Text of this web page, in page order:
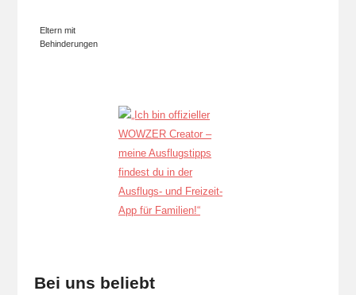
Eltern mit
Behinderungen
Bei uns beliebt